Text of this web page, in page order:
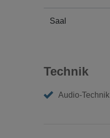
Saal
Technik
Audio-Technik